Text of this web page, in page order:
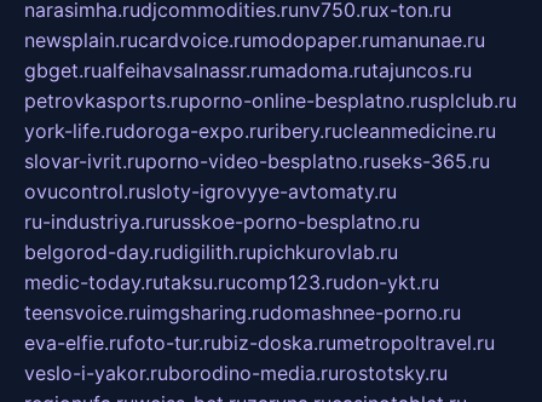
narasimha.rudjcommodities.runv750.rux-ton.ru
newsplain.rucardvoice.rumodopaper.rumanunae.ru
gbget.rualfeihavsalnassr.rumadoma.rutajuncos.ru
petrovkasports.ruporno-online-besplatno.rusplclub.ru
york-life.rudoroga-expo.ruribery.rucleanmedicine.ru
slovar-ivrit.ruporno-video-besplatno.ruseks-365.ru
ovucontrol.rusloty-igrovyye-avtomaty.ru
ru-industriya.rurusskoe-porno-besplatno.ru
belgorod-day.rudigilith.rupichkurovlab.ru
medic-today.rutaksu.rucomp123.rudon-ykt.ru
teensvoice.ruimgsharing.rudomashnee-porno.ru
eva-elfie.rufoto-tur.rubiz-doska.rumetropoltravel.ru
veslo-i-yakor.ruborodino-media.rurostotsky.ru